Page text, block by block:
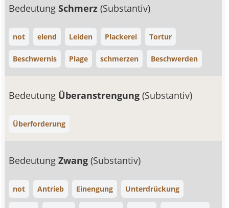
BedeutungSchmerz(Substantiv)
not elend Leiden Plackerei Tortur
Beschwernis Plage schmerzen Beschwerden
Bedeutung Überanstrengung(Substantiv)
Überforderung
BedeutungZwang(Substantiv)
not Antrieb Einengung Unterdrückung